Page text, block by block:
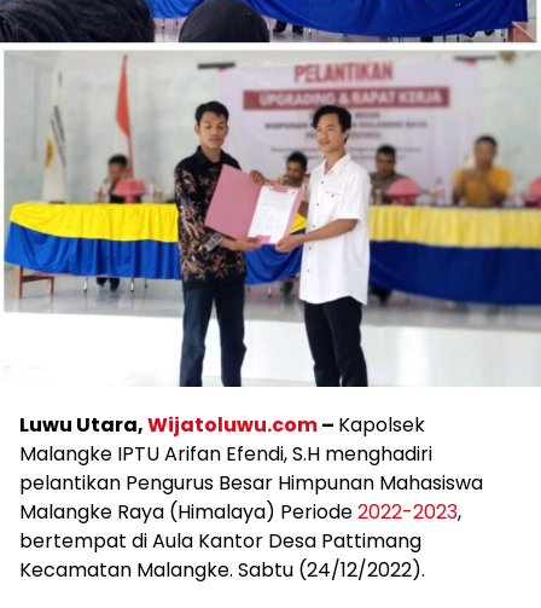
Luwu Utara,Wijatoluwu.com– Kapolsek
Malangke IPTU Arifan Efendi, S.H menghadiri
pelantikan Pengurus Besar Himpunan Mahasiswa
Malangke Raya (Himalaya) Periode2022-2023,
bertempat di Aula Kantor Desa Pattimang
Kecamatan Malangke. Sabtu (24/12/2022).